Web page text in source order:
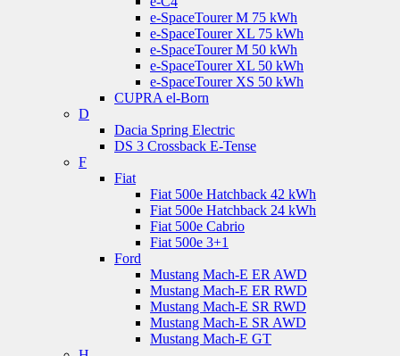
e-SpaceTourer M 75 kWh
e-SpaceTourer XL 75 kWh
e-SpaceTourer M 50 kWh
e-SpaceTourer XL 50 kWh
e-SpaceTourer XS 50 kWh
CUPRA el-Born
D
Dacia Spring Electric
DS 3 Crossback E-Tense
F
Fiat
Fiat 500e Hatchback 42 kWh
Fiat 500e Hatchback 24 kWh
Fiat 500e Cabrio
Fiat 500e 3+1
Ford
Mustang Mach-E ER AWD
Mustang Mach-E ER RWD
Mustang Mach-E SR RWD
Mustang Mach-E SR AWD
Mustang Mach-E GT